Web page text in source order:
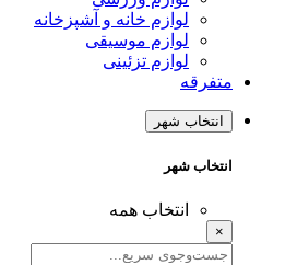
لوازم خانه و آشپزخانه
لوازم موسیقی
لوازم تزئینی
متفرقه
انتخاب شهر
انتخاب شهر
انتخاب همه